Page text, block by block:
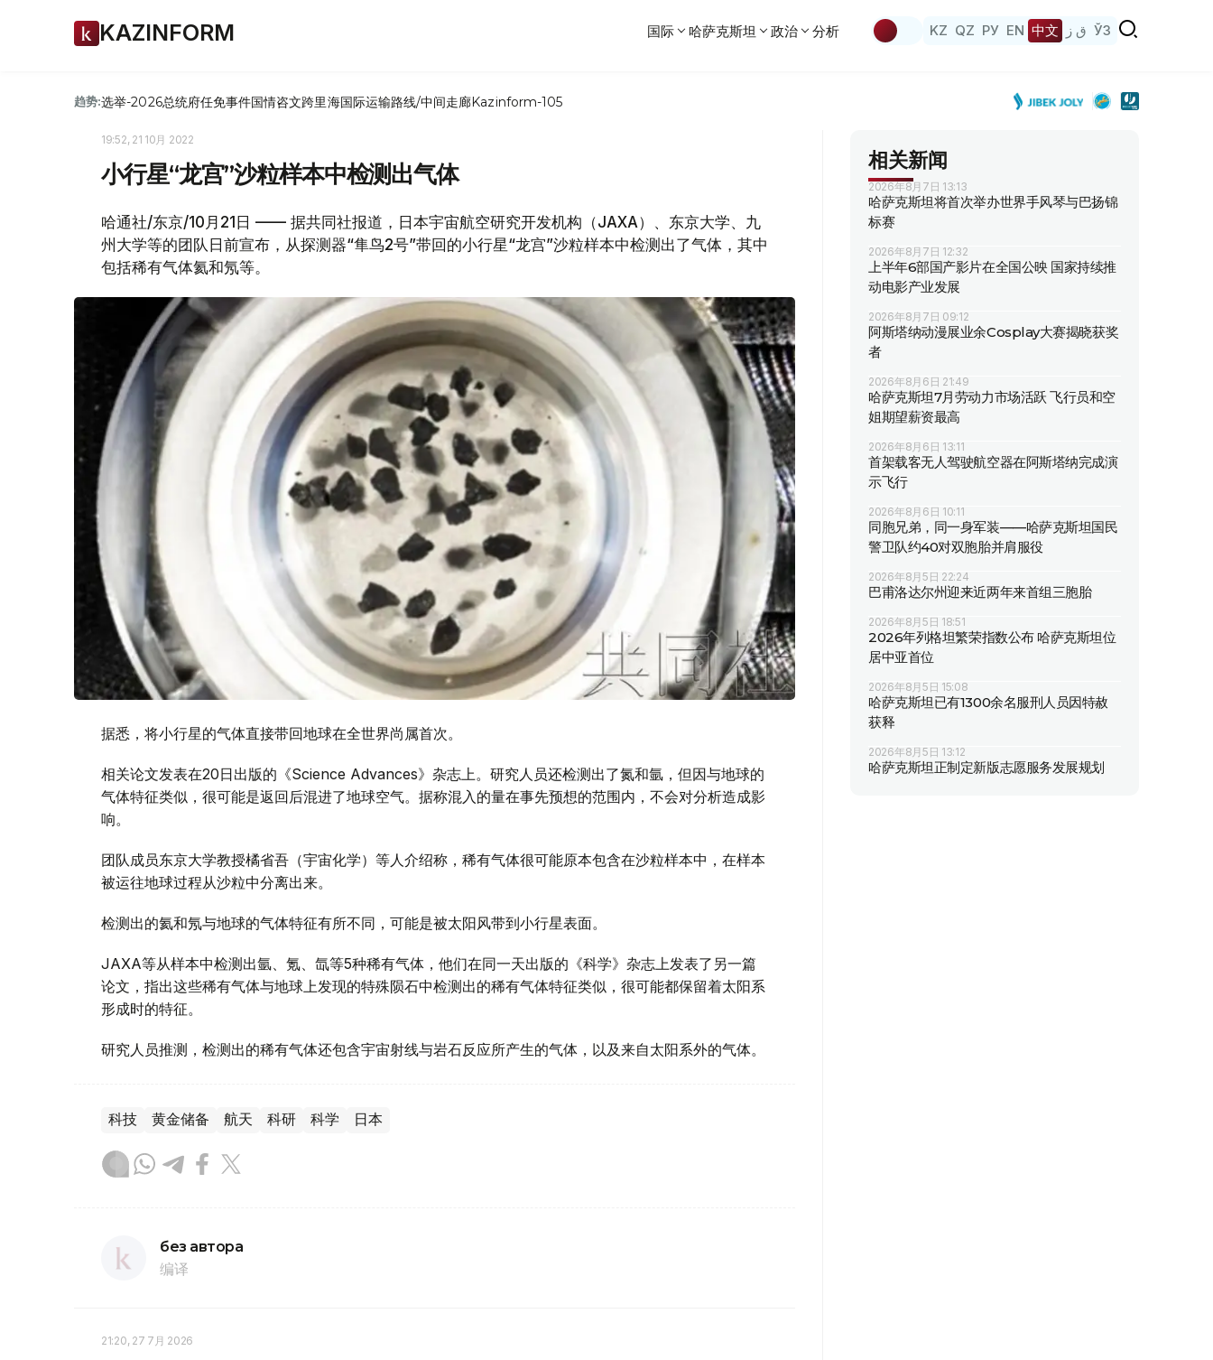
KAZINFORM 国际 哈萨克斯坦 政治 分析 KZ QZ РУ EN 中文 ق ز ЎЗ
趋势:选举-2026总统府任免事件国情咨文跨里海国际运输路线/中间走廊Kazinform-105
19:52, 21 10月 2022
小行星“龙宫”沙粒样本中检测出气体
哈通社/东京/10月21日 —— 据共同社报道，日本宇宙航空研究开发机构（JAXA）、东京大学、九
州大学等的团队日前宣布，从探测器“隼鸟2号”带回的小行星“龙宫”沙粒样本中检测出了气体，其中
包括稀有气体氦和氖等。
据悉，将小行星的气体直接带回地球在全世界尚属首次。
相关论文发表在20日出版的《Science Advances》杂志上。研究人员还检测出了氮和氩，但因与地球的
气体特征类似，很可能是返回后混进了地球空气。据称混入的量在事先预想的范围内，不会对分析造成影
响。
团队成员东京大学教授橘省吾（宇宙化学）等人介绍称，稀有气体很可能原本包含在沙粒样本中，在样本
被运往地球过程从沙粒中分离出来。
检测出的氦和氖与地球的气体特征有所不同，可能是被太阳风带到小行星表面。
JAXA等从样本中检测出氩、氪、氙等5种稀有气体，他们在同一天出版的《科学》杂志上发表了另一篇
论文，指出这些稀有气体与地球上发现的特殊陨石中检测出的稀有气体特征类似，很可能都保留着太阳系
形成时的特征。
研究人员推测，检测出的稀有气体还包含宇宙射线与岩石反应所产生的气体，以及来自太阳系外的气体。
科技 黄金储备 航天 科研 科学 日本
без автора
编译
21:20, 27 7月 2026
相关新闻
2026年8月7日 13:13
哈萨克斯坦将首次举办世界手风琴与巴扬锦
标赛
2026年8月7日 12:32
上半年6部国产影片在全国公映 国家持续推
动电影产业发展
2026年8月7日 09:12
阿斯塔纳动漫展业余Cosplay大赛揭晓获奖
者
2026年8月6日 21:49
哈萨克斯坦7月劳动力市场活跃 飞行员和空
姐期望薪资最高
2026年8月6日 13:11
首架载客无人驾驶航空器在阿斯塔纳完成演
示飞行
2026年8月6日 10:11
同胞兄弟，同一身军装——哈萨克斯坦国民
警卫队约40对双胞胎并肩服役
2026年8月5日 22:24
巴甫洛达尔州迎来近两年来首组三胞胎
2026年8月5日 18:51
2026年列格坦繁荣指数公布 哈萨克斯坦位
居中亚首位
2026年8月5日 15:08
哈萨克斯坦已有1300余名服刑人员因特赦
获释
2026年8月5日 13:12
哈萨克斯坦正制定新版志愿服务发展规划